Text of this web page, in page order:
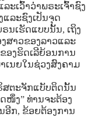
ະເວົ້າວ່່າພຣະເຈົ້າຊົງ
ລະຊົງເປັນຈຸດ
ນເຮັດແບບນັ້ນ, ເຖິງ
ສາວຂອງລາວແລະ
ອງຮິດເລີຍ້ອນການ
ເນຍໃນຊ່ວງສົງຄາມ
ສຕະຈັກແບັບຕິດນັ້ນ
ໜຶ່ງ” ທ່ານຈະຕ້ອງ
ອີກ, ຂ້ອຍຕ້ອງການ